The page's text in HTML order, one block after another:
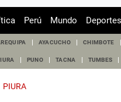
Perú Mundo Deportes
AYACUCHO CHIMBOTE
PUNO TACNA TUMBES
PIURA